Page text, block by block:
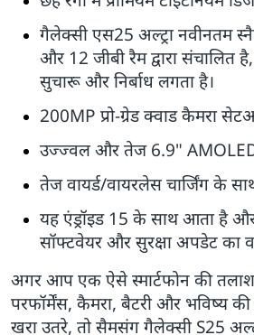
गैलेक्सी एस25 अल्ट्रा नवीनतम
और 12 जीबी रैम द्वारा
सुचारू और निर्बाध लगता है।
200MP प्रो-ग्रेड क्वाड कैमरा
उज्ज्वल और तेज 6.9" AMOLED
तेज वायर्ड/वायरलेस चार्जिंग के
यह एंड्रॉइड 15 के साथ आता है
सॉफ्टवेयर और सुरक्षा अपडेट का
अगर आप एक ऐसे स्मार्टफोन की
परफॉर्मेंस, कैमरा, बैटरी और भविष्य
खरा उतरे, तो सैमसंग गैलेक्सी S25